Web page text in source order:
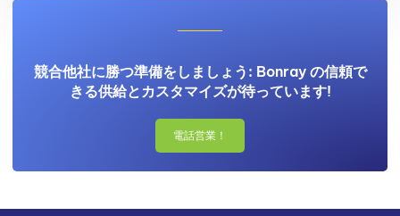
競合他社に勝つ準備をしましょう: Bonray の信頼で
きる供給とカスタマイズが待っています!
電話営業！